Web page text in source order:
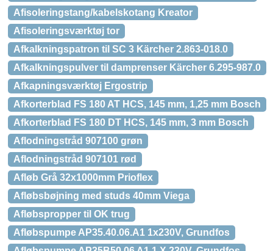
Afisoleringstang/kabelskotang Kreator
Afisoleringsværktøj tor
Afkalkningspatron til SC 3 Kärcher 2.863-018.0
Afkalkningspulver til damprenser Kärcher 6.295-987.0
Afkapningsværktøj Ergostrip
Afkorterblad FS 180 AT HCS, 145 mm, 1,25 mm Bosch
Afkorterblad FS 180 DT HCS, 145 mm, 3 mm Bosch
Aflodningstråd 907100 grøn
Aflodningstråd 907101 rød
Afløb Grå 32x1000mm Prioflex
Afløbsbøjning med studs 40mm Viega
Afløbspropper til OK trug
Afløbspumpe AP35.40.06.A1 1x230V, Grundfos